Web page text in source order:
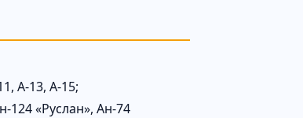
А-13, А-15;
124 «Руслан», Ан-74